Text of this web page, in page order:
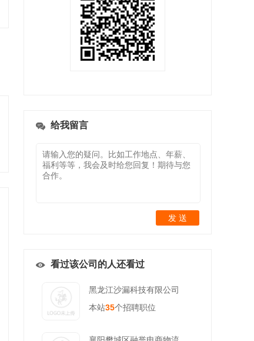
给我留言
发 送
看过该公司的人还看过
黑龙江沙漏科技有限公司
本站35个招聘职位